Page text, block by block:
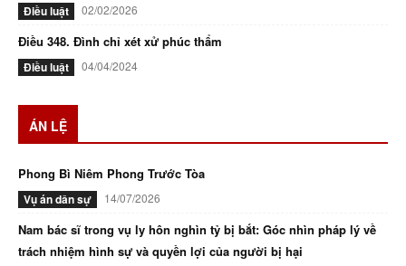
Điều luật 02/02/2026
Điều 348. Đình chỉ xét xử phúc thẩm
Điều luật 04/04/2024
ÁN LỆ
Phong Bì Niêm Phong Trước Tòa
Vụ án dân sự 14/07/2026
Nam bác sĩ trong vụ ly hôn nghìn tỷ bị bắt: Góc nhìn pháp lý về
trách nhiệm hình sự và quyền lợi của người bị hại